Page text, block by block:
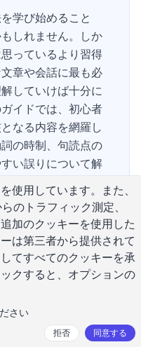
学び始めること
しれません。しか
っているより習得
章や会話に最も必
していけば十分に
イドでは、初心者
なる内容を網羅し
の時制、句読点の
い誤りについて解
でも、確実な文法
より明確で、信頼
ます。ここから始
のを向上させる基
き最も重要な英
使用しています。また、
のトラフィック測定、
加のクッキーを使用した
は第三者から提供されて
てすべてのクッキーを承
クすると、オプションの
さい
拒否 同意する